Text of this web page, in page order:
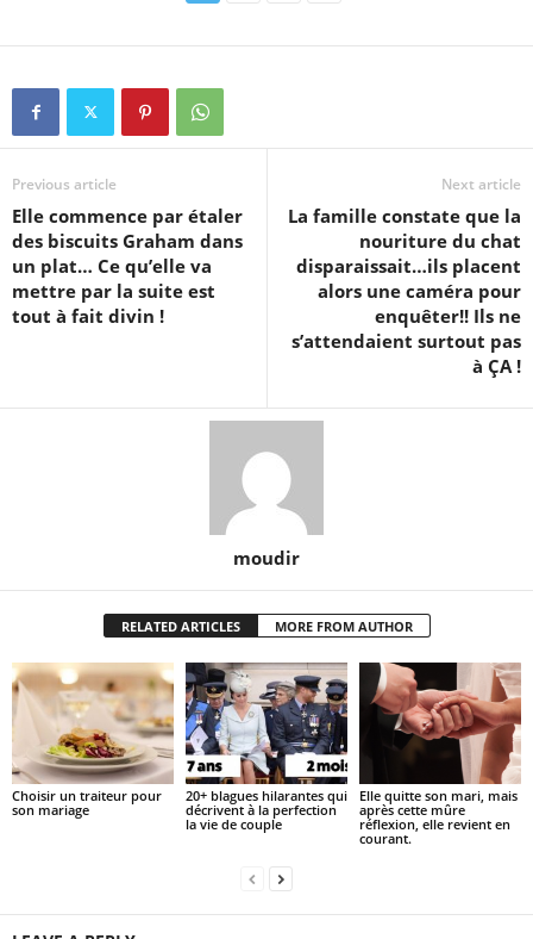
Previous article
Elle commence par étaler
des biscuits Graham dans
un plat… Ce qu’elle va
mettre par la suite est
tout à fait divin !
Next article
La famille constate que la
nouriture du chat
disparaissait…ils placent
alors une caméra pour
enquêter!! Ils ne
s’attendaient surtout pas
à ÇA !
moudir
RELATED ARTICLES MORE FROM AUTHOR
Choisir un traiteur pour
son mariage
20+ blagues hilarantes qui
décrivent à la perfection
la vie de couple
Elle quitte son mari, mais
après cette mûre
réflexion, elle revient en
courant.